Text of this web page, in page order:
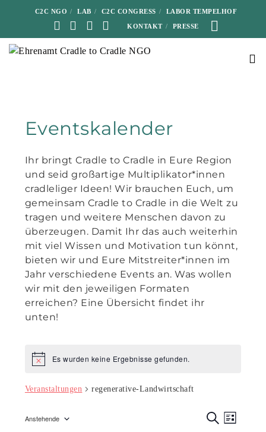
C2C NGO LAB C2C CONGRESS LABOR TEMPELHOF
KONTAKT PRESSE
Eventskalender
Ihr bringt Cradle to Cradle in Eure Region
und seid großartige Multiplikator*innen
cradleliger Ideen! Wir brauchen Euch, um
gemeinsam Cradle to Cradle in die Welt zu
tragen und weitere Menschen davon zu
überzeugen. Damit Ihr das auch weiterhin
mit viel Wissen und Motivation tun könnt,
bieten wir und Eure Mitstreiter*innen im
Jahr verschiedene Events an. Was wollen
wir mit den jeweiligen Formaten
erreichen? Eine Übersicht findet ihr
unten!
HinweisEs wurden keine Ergebnisse gefunden.
Veranstaltungen regenerative-Landwirtschaft
Anstehende